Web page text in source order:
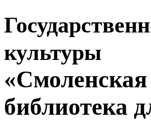
культуры
библиотека